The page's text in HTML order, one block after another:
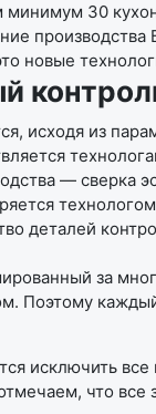
30
новые
исходя из
— сверка
деталей
за
Поэтому
исключить
что все